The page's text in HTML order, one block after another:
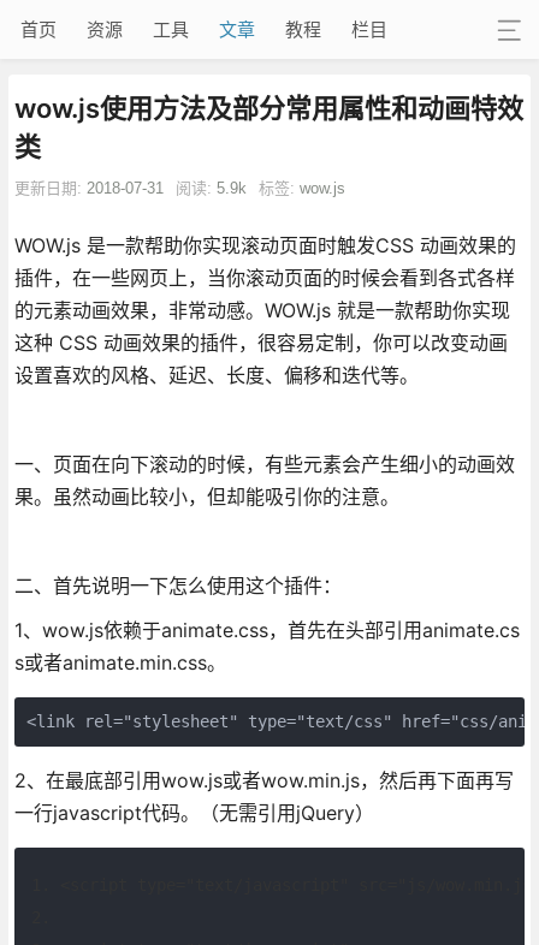
首页 资源 工具 文章 教程 栏目
wow.js使用方法及部分常用属性和动画特效
类
更新日期: 2018-07-31 阅读: 5.9k 标签: wow.js
WOW.js 是一款帮助你实现滚动页面时触发CSS 动画效果的
插件，在一些网页上，当你滚动页面的时候会看到各式各样
的元素动画效果，非常动感。WOW.js 就是一款帮助你实现
这种 CSS 动画效果的插件，很容易定制，你可以改变动画
设置喜欢的风格、延迟、长度、偏移和迭代等。
一、页面在向下滚动的时候，有些元素会产生细小的动画效
果。虽然动画比较小，但却能吸引你的注意。
二、首先说明一下怎么使用这个插件：
1、wow.js依赖于animate.css，首先在头部引用animate.cs
s或者animate.min.css。
<link rel="stylesheet" type="text/css" href="css/
2、在最底部引用wow.js或者wow.min.js，然后再下面再写
一行javascript代码。（无需引用jQuery）